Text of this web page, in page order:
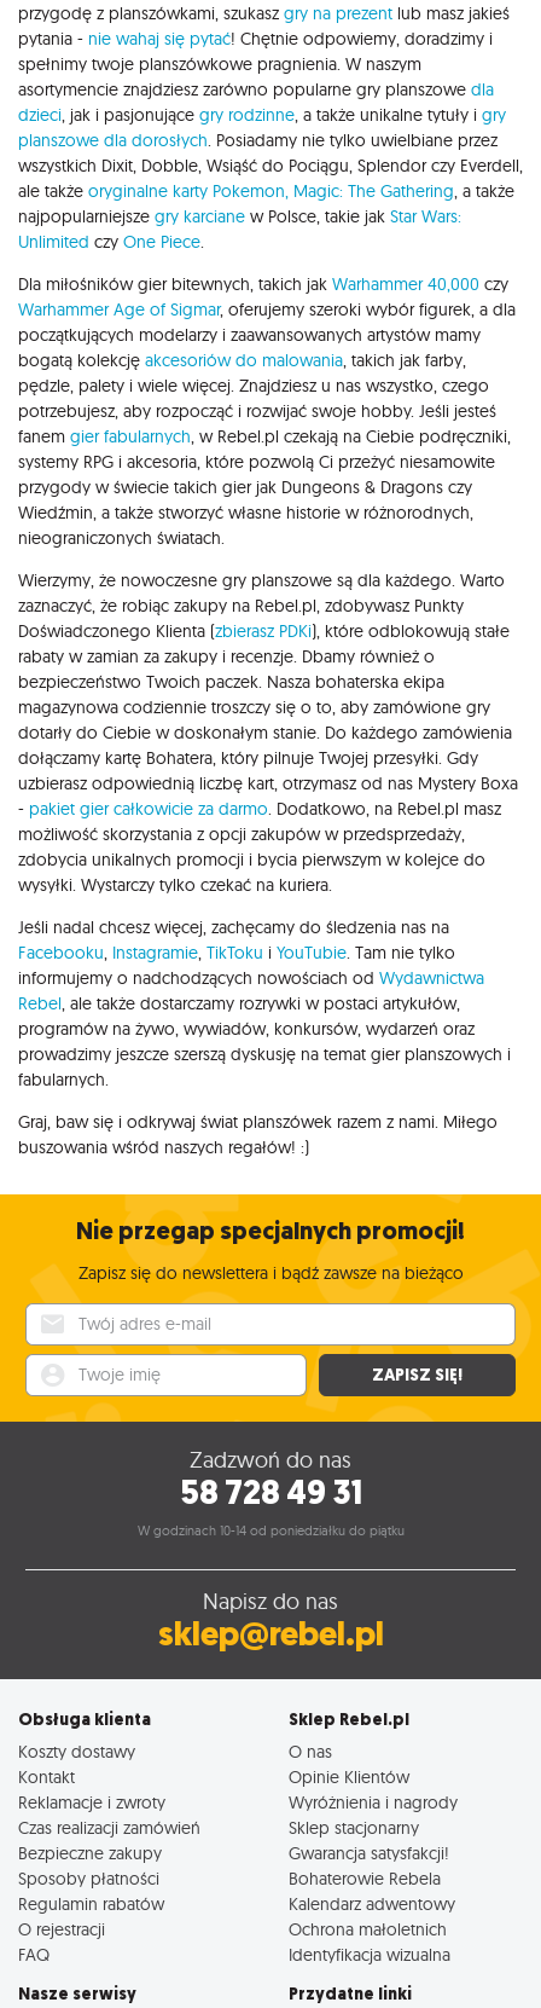
przygodę z planszówkami, szukasz gry na prezent lub masz jakieś
pytania - nie wahaj się pytać! Chętnie odpowiemy, doradzimy i
spełnimy twoje planszówkowe pragnienia. W naszym
asortymencie znajdziesz zarówno popularne gry planszowe dla
dzieci , jak i pasjonujące gry rodzinne , a także unikalne tytuły i gry
planszowe dla dorosłych . Posiadamy nie tylko uwielbiane przez
wszystkich Dixit, Dobble, Wsiąść do Pociągu, Splendor czy Everdell,
ale także oryginalne karty Pokemon, Magic: The Gathering , a także
najpopularniejsze gry karciane w Polsce, takie jak Star Wars:
Unlimited czy One Piece
Dla miłośników gier bitewnych, takich jak Warhammer 40,000 czy
Warhammer Age of Sigmar, oferujemy szeroki wybór figurek, a dla
początkujących modelarzy i zaawansowanych artystów mamy
bogatą kolekcję akcesoriów do malowania , takich jak farby,
pędzle, palety i wiele więcej. Znajdziesz u nas wszystko, czego
potrzebujesz, aby rozpocząć i rozwijać swoje hobby. Jeśli jesteś
fanem gier fabularnych , w Rebel.pl czekają na Ciebie podręczniki,
systemy RPG i akcesoria, które pozwolą Ci przeżyć niesamowite
przygody w świecie takich gier jak Dungeons & Dragons czy
Wiedźmin, a także stworzyć własne historie w różnorodnych,
nieograniczonych światach.
Wierzymy, że nowoczesne gry planszowe są dla każdego. Warto
zaznaczyć, że robiąc zakupy na Rebel.pl, zdobywasz Punkty
Doświadczonego Klienta (zbierasz PDKi), które odblokowują stałe
rabaty w zamian za zakupy i recenzje. Dbamy również o
bezpieczeństwo Twoich paczek. Nasza bohaterska ekipa
magazynowa codziennie troszczy się o to, aby zamówione gry
dotarły do Ciebie w doskonałym stanie. Do każdego zamówienia
dołączamy kartę Bohatera, który pilnuje Twojej przesyłki. Gdy
uzbierasz odpowiednią liczbę kart, otrzymasz od nas Mystery Boxa
- pakiet gier całkowicie za darmo . Dodatkowo, na Rebel.pl masz
możliwość skorzystania z opcji zakupów w przedsprzedaży,
zdobycia unikalnych promocji i bycia pierwszym w kolejce do
wysyłki. Wystarczy tylko czekać na kuriera.
Jeśli nadal chcesz więcej, zachęcamy do śledzenia nas na
Facebooku Instagramie TikToku i YouTubie . Tam nie tylko
informujemy o nadchodzących nowościach od Wydawnictwa
Rebel , ale także dostarczamy rozrywki w postaci artykułów,
programów na żywo, wywiadów, konkursów, wydarzeń oraz
prowadzimy jeszcze szerszą dyskusję na temat gier planszowych i
fabularnych.
Graj, baw się i odkrywaj świat planszówek razem z nami. Miłego
buszowania wśród naszych regałów! :)
Nie przegap specjalnych promocji!
Zapisz się do newslettera i bądź zawsze na bieżąco
ZAPISZ SIĘ!
Zadzwoń do nas
58 728 49 31
W godzinach 10-14 od poniedziałku do piątku
Napisz do nas
sklep@rebel.pl
Obsługa klienta
Koszty dostawy
Kontakt
Reklamacje i zwroty
Czas realizacji zamówień
Bezpieczne zakupy
Sposoby płatności
Regulamin rabatów
O rejestracji
FAQ
Sklep Rebel.pl
O nas
Opinie Klientów
Wyróżnienia i nagrody
Sklep stacjonarny
Gwarancja satysfakcji!
Bohaterowie Rebela
Kalendarz adwentowy
Ochrona małoletnich
Identyfikacja wizualna
Nasze serwisy Przydatne linki